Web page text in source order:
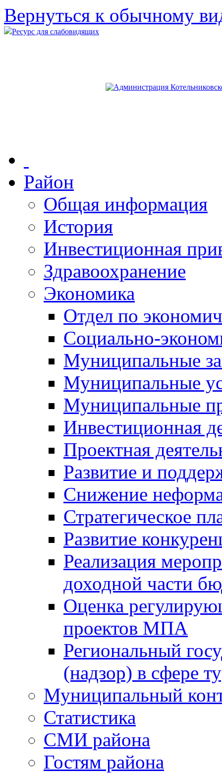
Вернуться к обычному
Ресурс для слабовидящих
Район
Общая информация
История
Инвестиционная
Здравоохранение
Экономика
Отдел по
Социально-
Муниципальные
Муниципальные
Муниципальные
Инвестиционная
Проектная
Развитие и
Снижение
Стратегическое
Развитие
Реализация
доходной части
Оценка
проектов МПА
Региональный
(надзор) в сфере
Муниципальный
Статистика
СМИ района
Гостям района